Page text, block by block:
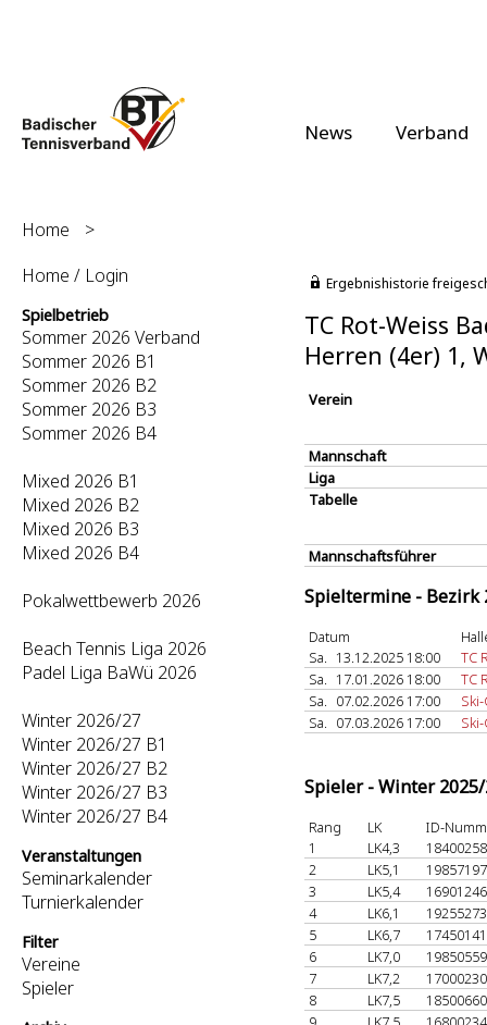
News Verband
Home
>
Home / Login
Spielbetrieb
Sommer 2026 Verband
Sommer 2026 B1
Sommer 2026 B2
Sommer 2026 B3
Sommer 2026 B4
Mixed 2026 B1
Mixed 2026 B2
Mixed 2026 B3
Mixed 2026 B4
Pokalwettbewerb 2026
Beach Tennis Liga 2026
Padel Liga BaWü 2026
Winter 2026/27
Winter 2026/27 B1
Winter 2026/27 B2
Winter 2026/27 B3
Winter 2026/27 B4
Veranstaltungen
Seminarkalender
Turnierkalender
Filter
Vereine
Spieler
Ergebnishistorie
TC Rot-Weiss
Herren (4er) 1,
Verein
Mannschaft
Liga
Tabelle
Mannschaftsführer
Spieltermine - Bezirk
Datum
Sa. 13.12.2025 18:00
TC
Sa. 17.01.2026 18:00
TC
Sa. 07.02.2026 17:00
Sa. 07.03.2026 17:00
Spieler - Winter
Rang LK
ID-
1
LK4,3
2
LK5,1
3
LK5,4
4
LK6,1
5
LK6,7
6
LK7,0
7
LK7,2
8
LK7,5